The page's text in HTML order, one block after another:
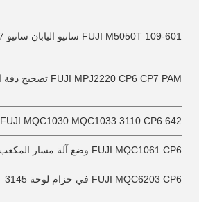
FUJI M5050T 109-601 سانيو اليابان سانيو CP6 CP7 مروحة
FUJI MPJ2220 CP6 CP7 PAM تصحيح دقة المواد ورقة بلاستيكية سوداء
FUJI MQC1030 MQC1033 3110 CP6 642 حزام لوحة
FUJI MQC1061 CP6 وضع آلة مسار المكعب الكبيرة
FUJI MQC6203 CP6 في حزام لوحة 3145